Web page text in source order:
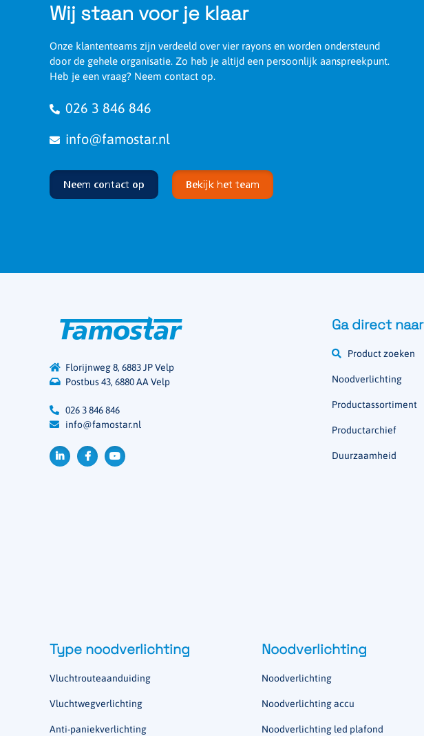
Wij staan voor je klaar
Onze klantenteams zijn verdeeld over vier rayons en worden ondersteund
door de gehele organisatie. Zo heb je altijd een persoonlijk aanspreekpunt.
Heb je een vraag? Neem contact op.
026 3 846 846
info@famostar.nl
Neem contact op Bekijk het team
Florijnweg 8, 6883 JP Velp
Postbus 43, 6880 AA Velp
026 3 846 846
info@famostar.nl
Ga direct naar
Product zoeken
Noodverlichting
Productassortiment
Productarchief
Duurzaamheid
Type noodverlichting
Vluchtrouteaanduiding
Vluchtwegverlichting
Anti-paniekverlichting
Noodverlichting
Noodverlichting
Noodverlichting accu
Noodverlichting led plafond